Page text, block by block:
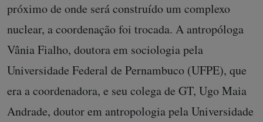
próximo de onde será construído um complexo
nuclear, a coordenação foi trocada. A antropóloga
Vânia Fialho, doutora em sociologia pela
Universidade Federal de Pernambuco (UFPE), que
era a coordenadora, e seu colega de GT, Ugo Maia
Andrade, doutor em antropologia pela Universidade